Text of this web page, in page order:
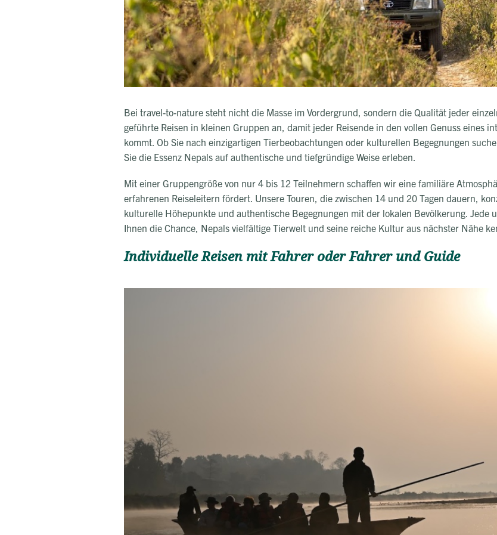
Bei travel-to-nature steht nicht die Masse im Vordergrund, sondern die Qualität jeder
geführte Reisen in kleinen Gruppen an, damit jeder Reisende in den vollen Genuss eines
kommt. Ob Sie nach einzigartigen Tierbeobachtungen oder kulturellen Begegnungen
Sie die Essenz Nepals auf authentische und tiefgründige Weise erleben.
Mit einer Gruppengröße von nur 4 bis 12 Teilnehmern schaffen wir eine familiäre
erfahrenen Reiseleitern fördert. Unsere Touren, die zwischen 14 und 20 Tagen dauern,
kulturelle Höhepunkte und authentische Begegnungen mit der lokalen Bevölkerung. Jede
Ihnen die Chance, Nepals vielfältige Tierwelt und seine reiche Kultur aus nächster Nähe
Individuelle Reisen mit Fahrer oder Fahrer und Guide